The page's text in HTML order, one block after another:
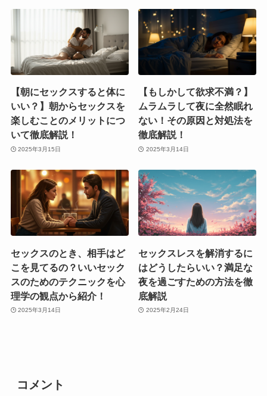
【朝にセックスすると体に
いい？】朝からセックスを
楽しむことのメリットにつ
いて徹底解説！
2025年3月15日
【もしかして欲求不満？】
ムラムラして夜に全然眠れ
ない！その原因と対処法を
徹底解説！
2025年3月14日
セックスのとき、相手はど
こを見てるの？いいセック
スのためのテクニックを心
理学の観点から紹介！
2025年3月14日
セックスレスを解消するに
はどうしたらいい？満足な
夜を過ごすための方法を徹
底解説
2025年2月24日
コメント